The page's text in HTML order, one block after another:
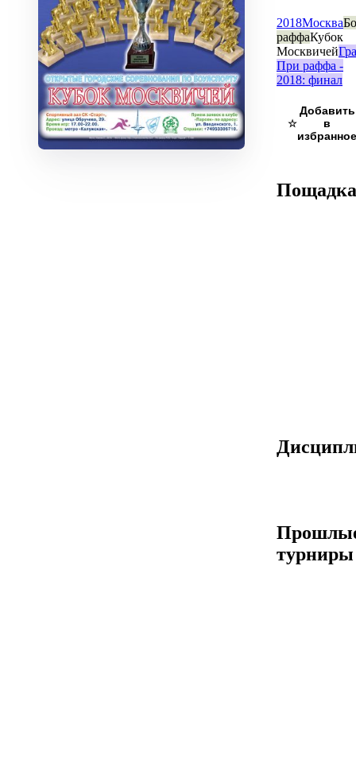
2018Москва
раффаКубок
Москвичей
При раффа -
2018: финал
☆
Пощадка
турниры